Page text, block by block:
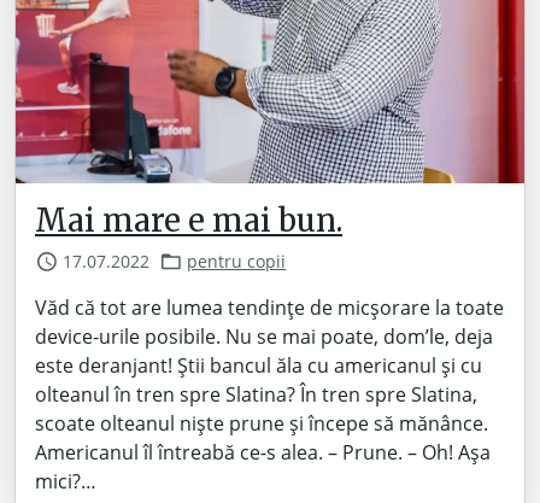
Mai mare e mai bun.
17.07.2022 pentru copii
Văd că tot are lumea tendințe de micșorare la toate
device-urile posibile. Nu se mai poate, dom’le, deja
este deranjant! Știi bancul ăla cu americanul și cu
olteanul în tren spre Slatina? În tren spre Slatina,
scoate olteanul niște prune și începe să mănânce.
Americanul îl întreabă ce-s alea. – Prune. – Oh! Așa
mici?…